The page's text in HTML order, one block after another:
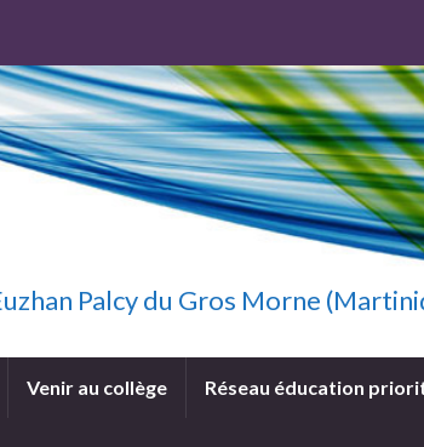
Palcy du Gros Morne
Venir au collège Réseau éducation